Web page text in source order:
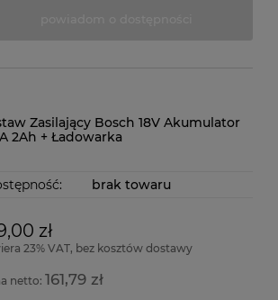
Zasilający Bosch 18V Akumulator
2Ah + Ładowarka
brak towaru
zł
23% VAT, bez kosztów dostawy
netto: 161,79 zł